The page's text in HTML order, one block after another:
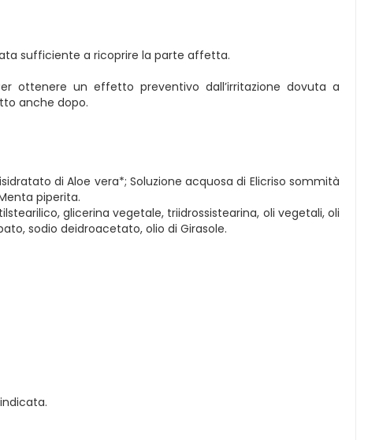
sufficiente a ricoprire la parte affetta.
ottenere un effetto preventivo dall’irritazione dovuta a
anche dopo.
di Aloe vera*; Soluzione acquosa di Elicriso sommità
piperita.
glicerina vegetale, triidrossistearina, oli vegetali, oli
sodio deidroacetato, olio di Girasole.